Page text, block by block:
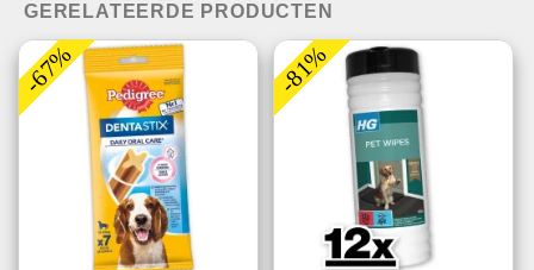
GERELATEERDE PRODUCTEN
-67% -81%